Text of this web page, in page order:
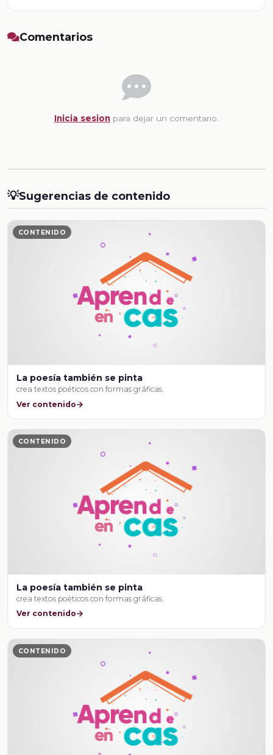
Comentarios
Inicia sesion para dejar un comentario.
💡Sugerencias de contenido
CONTENIDO
La poesía también se pinta
crea textos poéticos con formas gráficas.
Ver contenido
CONTENIDO
La poesía también se pinta
crea textos poéticos con formas gráficas.
Ver contenido
CONTENIDO